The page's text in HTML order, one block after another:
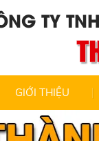
TY
GIỚI THIỆU